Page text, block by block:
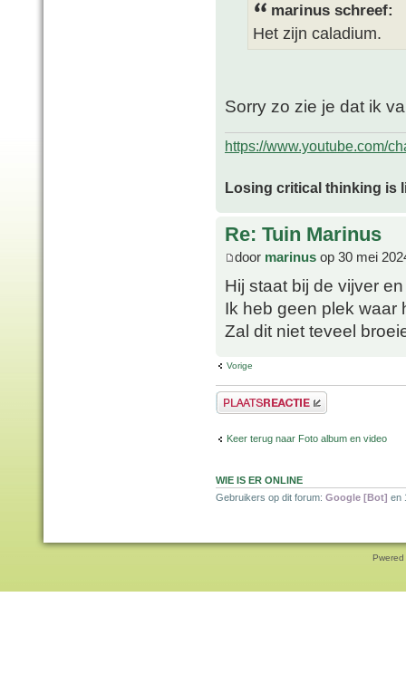
marinus schreef:
Het zijn caladium.
Sorry zo zie je dat ik
https://www.youtube.com/
Losing critical thinking is
Re: Tuin Marinus
door marinus op 30 mei
Hij staat bij de vijver
Ik heb geen plek waar
Zal dit niet teveel
Vorige
Plaats een reactie
Keer terug naar Foto album en video
WIE IS ER ONLINE
Gebruikers op dit forum: Google [Bot] en